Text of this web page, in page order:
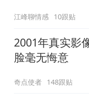
江峰聊情感 10跟贴
2001年真实影
脸毫无悔意
奇点使者 148跟贴